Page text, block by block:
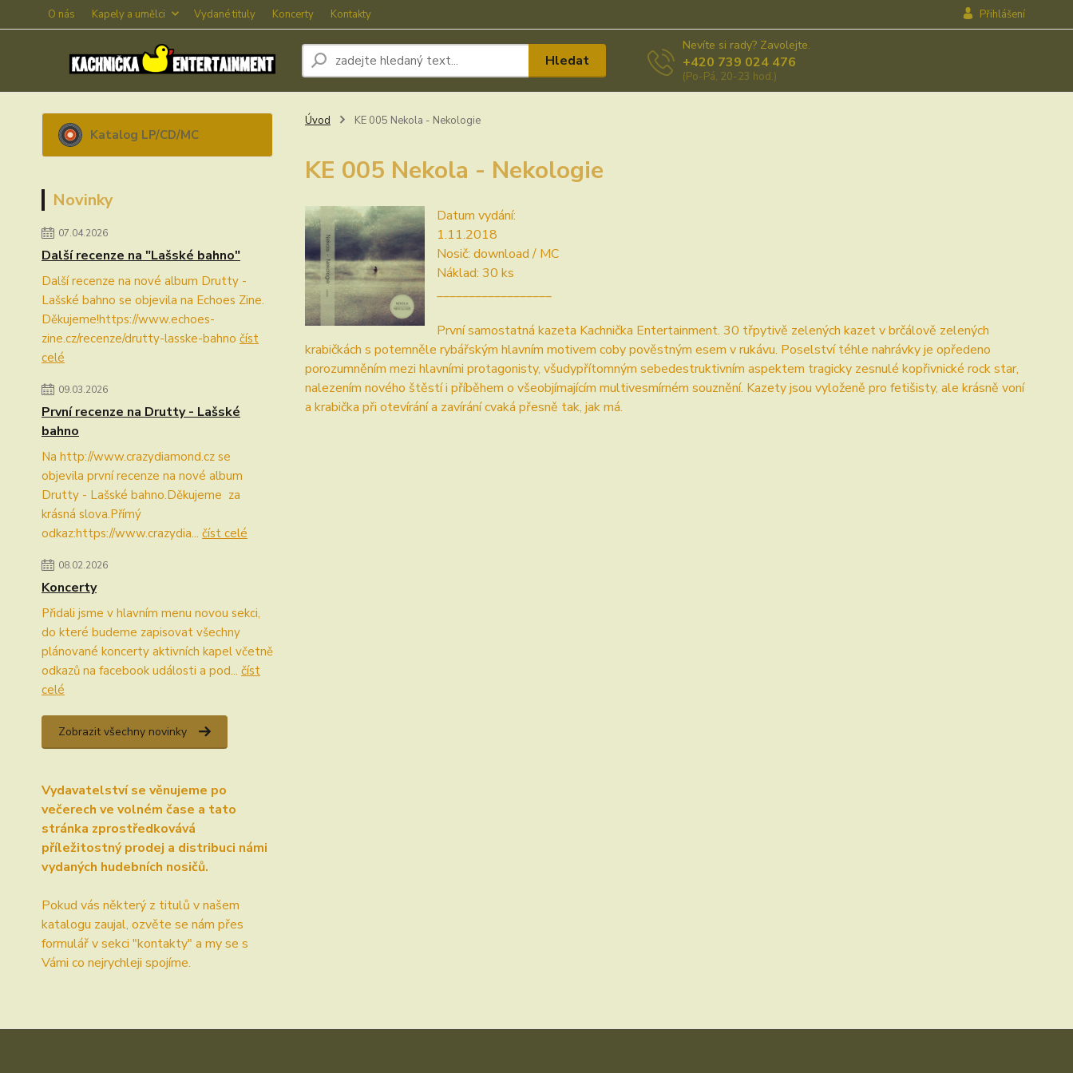
O nás Kapely a umělci Vydané tituly Koncerty Kontakty Přihlášení
Hledat
Nevíte si rady? Zavolejte.
+420 739 024 476
(Po-Pá, 20-23 hod.)
Katalog LP/CD/MC
Novinky
07.04.2026
Další recenze na "Lašské bahno"
Další recenze na nové album Drutty -
Lašské bahno se objevila na Echoes Zine.
Děkujeme!https://www.echoes-
zine.cz/recenze/drutty-lasske-bahno číst
celé
09.03.2026
První recenze na Drutty - Lašské
bahno
Na http://www.crazydiamond.cz se
objevila první recenze na nové album
Drutty - Lašské bahno.Děkujeme za
krásná slova.Přímý
odkaz:https://www.crazydia... číst celé
08.02.2026
Koncerty
Přidali jsme v hlavním menu novou sekci,
do které budeme zapisovat všechny
plánované koncerty aktivních kapel včetně
odkazů na facebook události a pod... číst
celé
Zobrazit všechny novinky
Vydavatelství se věnujeme po
večerech ve volném čase a tato
stránka zprostředkovává
příležitostný prodej a distribuci námi
vydaných hudebních nosičů.
Pokud vás některý z titulů v našem
katalogu zaujal, ozvěte se nám přes
formulář v sekci "kontakty" a my se s
Vámi co nejrychleji spojíme.
Úvod KE 005 Nekola - Nekologie
KE 005 Nekola - Nekologie
Datum vydání:
1.11.2018
Nosič: download / MC
Náklad: 30 ks
__________________
První samostatná kazeta Kachnička Entertainment. 30 třpytivě zelených kazet v brčálově zelených
krabičkách s potemněle rybářským hlavním motivem coby pověstným esem v rukávu. Poselství téhle nahrávky je opředeno
porozumněním mezi hlavními protagonisty, všudypřítomným sebedestruktivním aspektem tragicky zesnulé kopřivnické rock star,
nalezením nového štěstí i příběhem o všeobjímajícím multivesmírném souznění. Kazety jsou vyloženě pro fetišisty, ale krásně voní
a krabička při otevírání a zavírání cvaká přesně tak, jak má.